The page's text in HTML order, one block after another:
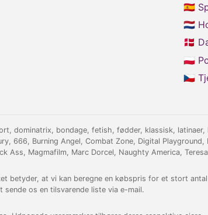
🇪🇸
🇳🇱
🇩🇰
🇵🇱
🇨🇿
dominatrix, bondage, fetish, fødder, klassisk,
666, Burning Angel, Combat Zone, Digital Playground,
Ass, Magmafilm, Marc Dorcel, Naughty America,
betyder, at vi kan beregne en købspris for et stort
os en tilsvarende liste via e-mail.